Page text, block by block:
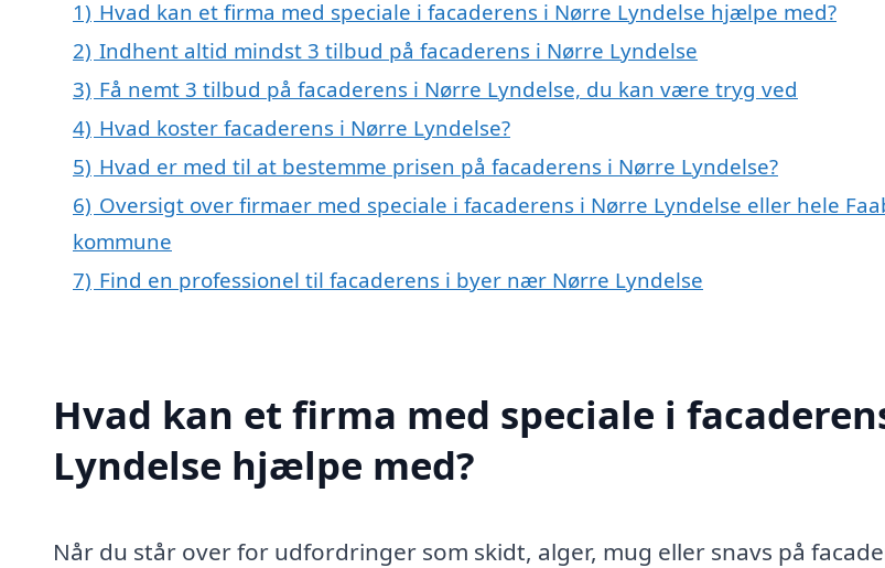
1) Hvad kan et firma med speciale i facaderens i Nørre Lyndelse hjælpe med?
2) Indhent altid mindst 3 tilbud på facaderens i Nørre Lyndelse
3) Få nemt 3 tilbud på facaderens i Nørre Lyndelse, du kan være tryg ved
4) Hvad koster facaderens i Nørre Lyndelse?
5) Hvad er med til at bestemme prisen på facaderens i Nørre Lyndelse?
6) Oversigt over firmaer med speciale i facaderens i Nørre Lyndelse eller hele
kommune
7) Find en professionel til facaderens i byer nær Nørre Lyndelse
Hvad kan et firma med speciale i
Lyndelse hjælpe med?
Når du står over for udfordringer som skidt, alger, mug eller snavs på